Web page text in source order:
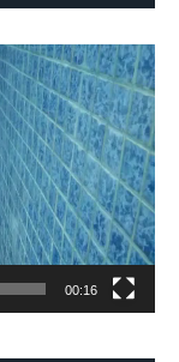
00:16